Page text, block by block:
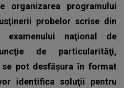
organizarea programului
probelor scrise din
examenului naţional de
de particularităţi,
pot desfăşura în format
identifica soluţii pentru